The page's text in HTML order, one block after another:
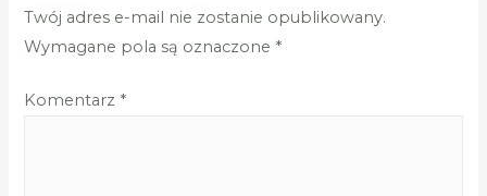
Twój adres e-mail nie zostanie opublikowany.
Wymagane pola są oznaczone *
Komentarz *